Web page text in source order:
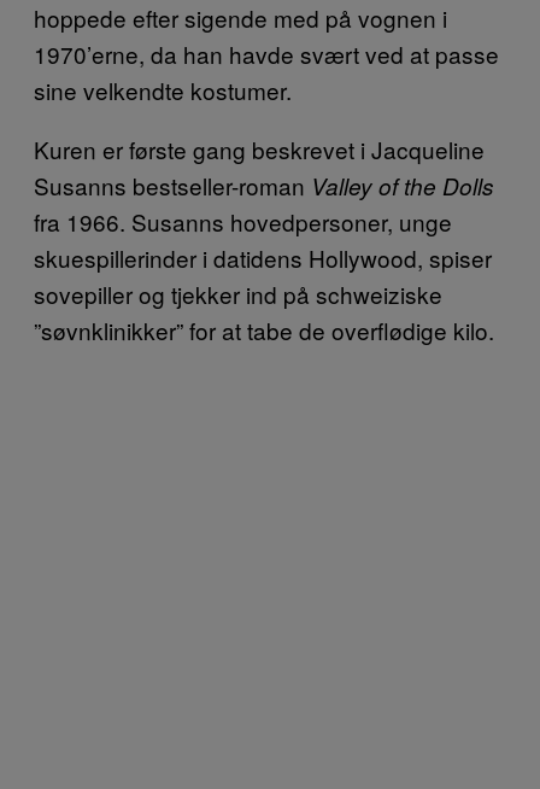
hoppede efter sigende med på vognen i
1970’erne, da han havde svært ved at passe
sine velkendte kostumer.
Kuren er første gang beskrevet i Jacqueline
Susanns bestseller-roman Valley of the Dolls
fra 1966. Susanns hovedpersoner, unge
skuespillerinder i datidens Hollywood, spiser
sovepiller og tjekker ind på schweiziske
”søvnklinikker” for at tabe de overflødige kilo.